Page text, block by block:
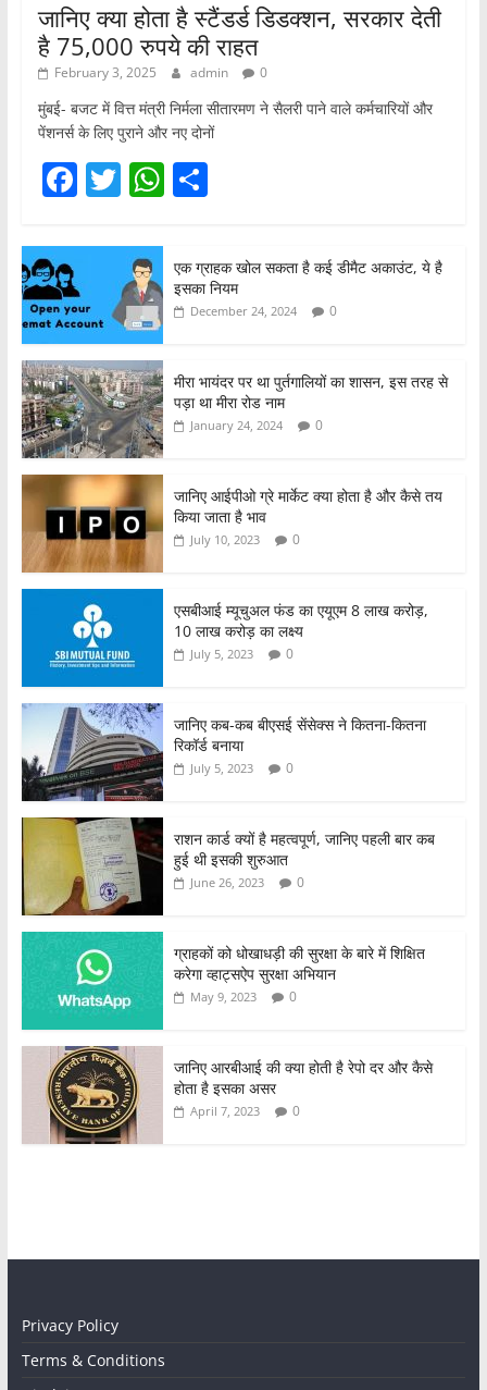
जानिए क्या होता है स्टैंडर्ड डिडक्शन, सरकार देती
है 75,000 रुपये की राहत
February 3, 2025 admin 0
मुंबई- बजट में वित्त मंत्री निर्मला सीतारमण ने सैलरी पाने वाले कर्मचारियों और
पेंशनर्स के लिए पुराने और नए दोनों
F
c
e
b
o
o
k
T
itt
er
W
s
A
p
S
e
एक ग्राहक खोल सकता है कई डीमैट अकाउंट, ये है
इसका नियम
December 24, 2024 0
मीरा भायंदर पर था पुर्तगालियों का शासन, इस तरह से
पड़ा था मीरा रोड नाम
January 24, 2024 0
जानिए आईपीओ ग्रे मार्केट क्या होता है और कैसे तय
किया जाता है भाव
July 10, 2023 0
एसबीआई म्यूचुअल फंड का एयूएम 8 लाख करोड़,
10 लाख करोड़ का लक्ष्य
July 5, 2023 0
जानिए कब-कब बीएसई सेंसेक्स ने कितना-कितना
रिकॉर्ड बनाया
July 5, 2023 0
राशन कार्ड क्यों है महत्वपूर्ण, जानिए पहली बार कब
हुई थी इसकी शुरुआत
June 26, 2023 0
ग्राहकों को धोखाधड़ी की सुरक्षा के बारे में शिक्षित
करेगा व्हाट्सऐप सुरक्षा अभियान
May 9, 2023 0
जानिए आरबीआई की क्या होती है रेपो दर और कैसे
होता है इसका असर
April 7, 2023 0
Privacy Policy
Terms & Conditions